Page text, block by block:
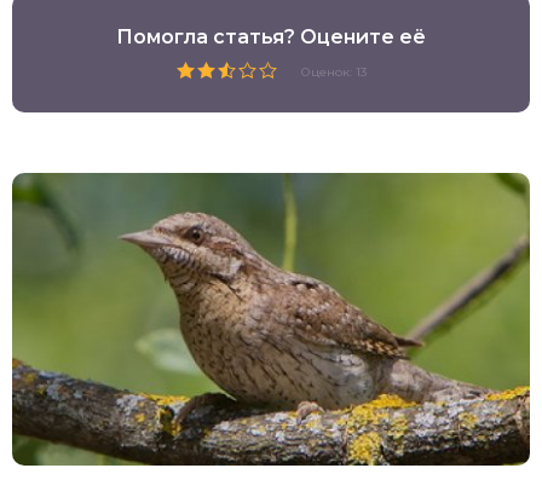
Помогла статья? Оцените её
Оценок: 13